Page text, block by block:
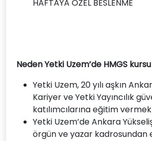
HAFTAYA ÖZEL BESLENME
Neden Yetki Uzem’de HMGS
Yetki Uzem, 20 yılı aşkın
Kariyer ve Yetki Yayıncılık
katılımcılarına eğitim
Yetki Uzem’de Ankara
örgün ve yazar kadrosundan